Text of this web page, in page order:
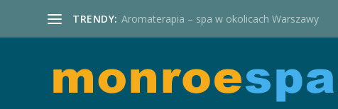
TRENDY: Aromaterapia – spa w okolicach Warszawy